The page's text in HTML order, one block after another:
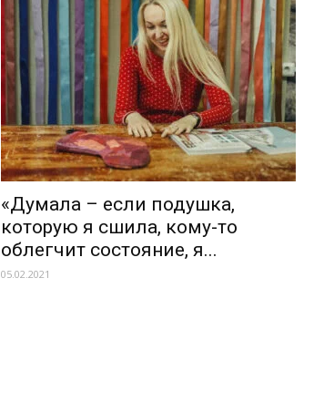
«Думала – если подушка,
которую я сшила, кому-то
облегчит состояние, я...
05.02.2021